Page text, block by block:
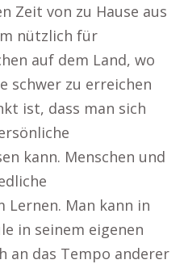
Zeit von zu Hause aus
nützlich für
auf dem Land, wo
schwer zu erreichen
ist, dass man sich
kann. Menschen und
Lernen. Man kann in
in seinem eigenen
an das Tempo anderer